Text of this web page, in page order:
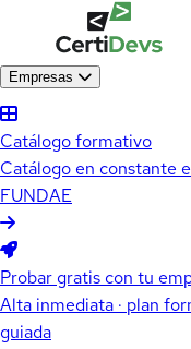
Empresas
Catálogo formativo
Catálogo en constante
FUNDAE
Probar gratis con tu
Alta inmediata · plan
guiada